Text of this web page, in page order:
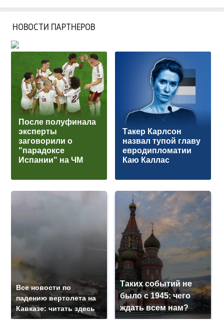
НОВОСТИ ПАРТНЕРОВ
После полуфинала
эксперты
заговорили о
"парадоксе
Испании" на ЧМ
Такер Карлсон
назвал тупой главу
евродипломатии
Каю Каллас
Все новости по
падению вертолета на
Кавказе: читать здесь
Таких событий не
было с 1945: чего
ждать всем нам?